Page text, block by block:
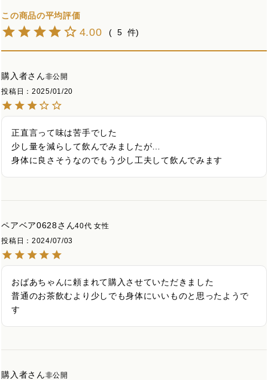
4.00 5
購入者
非公開
投稿日
2025/01/20
正直言って味は苦手でした
少し量を減らして飲んでみましたが…
身体に良さそうなのでもう少し工夫して飲んでみます
ペアベア0628 40代 女性
投稿日
2024/07/03
おばあちゃんに頼まれて購入させていただきました
普通のお茶飲むより少しでも身体にいいものと思ったようで
す
購入者
非公開